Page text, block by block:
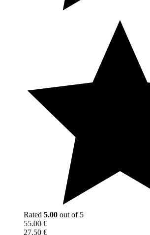
Rated 5.00 out of 5
55.00€
27.50 €